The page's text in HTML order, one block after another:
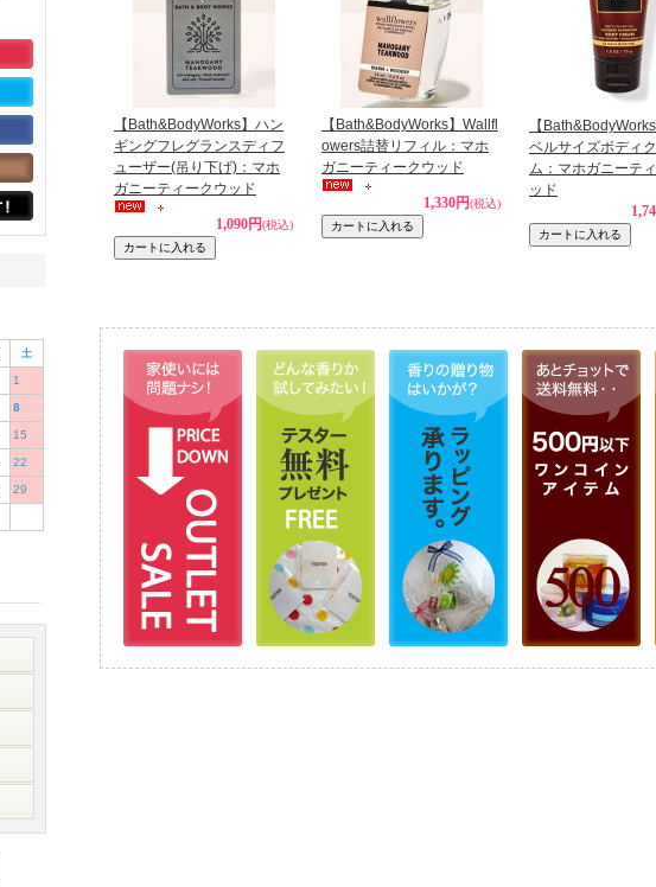
土
1
8
15
22
29
【Bath&BodyWorks】ハン
ギングフレグランスディフ
ューザー(吊り下げ)：マホ
ガニーティークウッド
1,090円(税込)
【Bath&BodyWorks】Wallfl
owers詰替リフィル：マホ
ガニーティークウッド
1,330円(税込)
【
ベルサイズボディ
ム：マホガニーテ
ッド